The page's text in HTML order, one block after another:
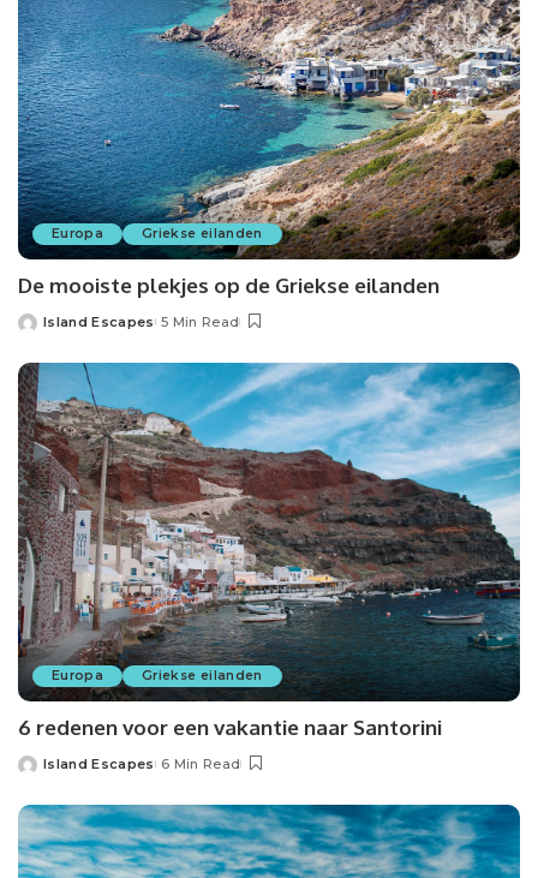
Europa Griekse eilanden
De mooiste plekjes op de Griekse eilanden
Island Escapes 5 Min Read
Europa Griekse eilanden
6 redenen voor een vakantie naar Santorini
Island Escapes 6 Min Read